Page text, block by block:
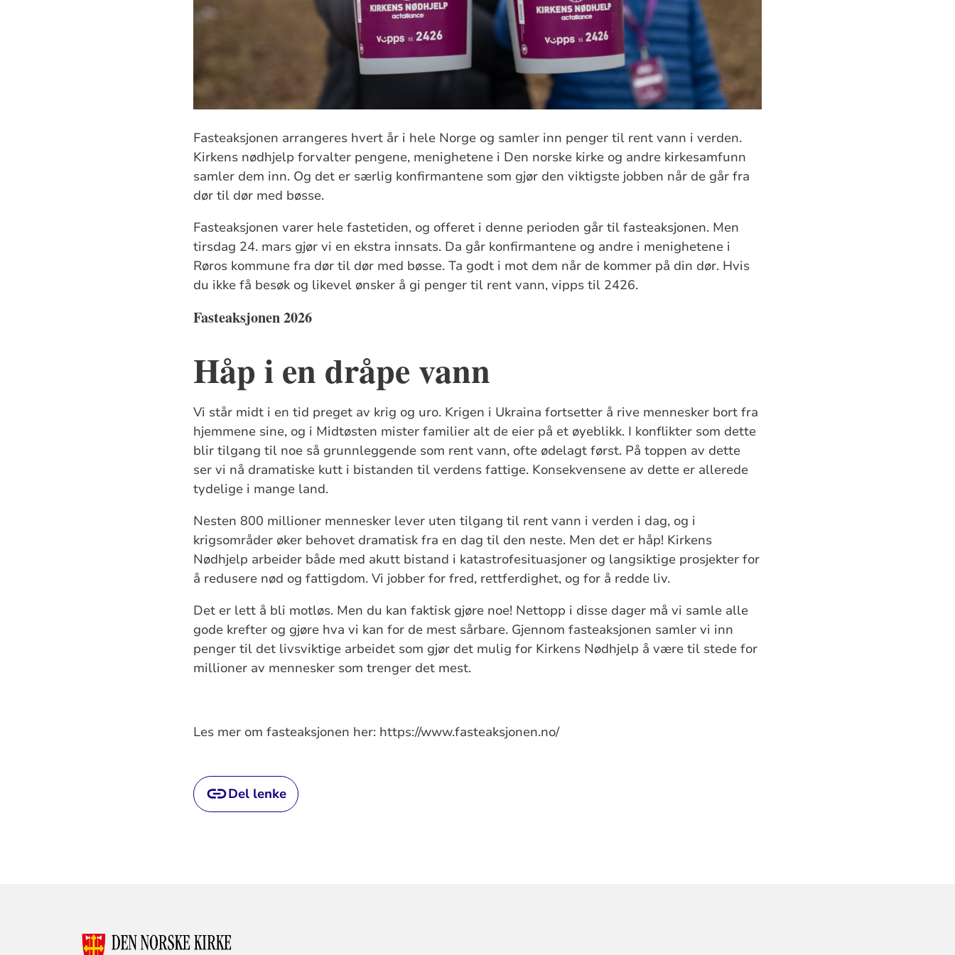
Fasteaksjonen arrangeres hvert år i hele Norge og samler inn penger til rent vann i verden.
Kirkens nødhjelp forvalter pengene, menighetene i Den norske kirke og andre kirkesamfunn
samler dem inn. Og det er særlig konfirmantene som gjør den viktigste jobben når de går fra
dør til dør med bøsse.
Fasteaksjonen varer hele fastetiden, og offeret i denne perioden går til fasteaksjonen. Men
tirsdag 24. mars gjør vi en ekstra innsats. Da går konfirmantene og andre i menighetene i
Røros kommune fra dør til dør med bøsse. Ta godt i mot dem når de kommer på din dør. Hvis
du ikke få besøk og likevel ønsker å gi penger til rent vann, vipps til 2426.
Fasteaksjonen 2026
Håp i en dråpe vann
Vi står midt i en tid preget av krig og uro. Krigen i Ukraina fortsetter å rive mennesker bort fra
hjemmene sine, og i Midtøsten mister familier alt de eier på et øyeblikk. I konflikter som dette
blir tilgang til noe så grunnleggende som rent vann, ofte ødelagt først. På toppen av dette
ser vi nå dramatiske kutt i bistanden til verdens fattige. Konsekvensene av dette er allerede
tydelige i mange land.
Nesten 800 millioner mennesker lever uten tilgang til rent vann i verden i dag, og i
krigsområder øker behovet dramatisk fra en dag til den neste. Men det er håp! Kirkens
Nødhjelp arbeider både med akutt bistand i katastrofesituasjoner og langsiktige prosjekter for
å redusere nød og fattigdom. Vi jobber for fred, rettferdighet, og for å redde liv.
Det er lett å bli motløs. Men du kan faktisk gjøre noe! Nettopp i disse dager må vi samle alle
gode krefter og gjøre hva vi kan for de mest sårbare. Gjennom fasteaksjonen samler vi inn
penger til det livsviktige arbeidet som gjør det mulig for Kirkens Nødhjelp å være til stede for
millioner av mennesker som trenger det mest.
Les mer om fasteaksjonen her: https://www.fasteaksjonen.no/
Del lenke